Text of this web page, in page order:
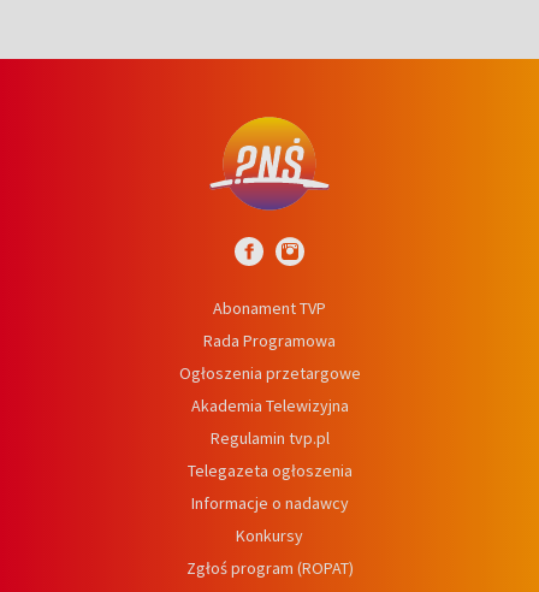
Abonament TVP
Rada Programowa
Ogłoszenia przetargowe
Akademia Telewizyjna
Regulamin tvp.pl
Telegazeta ogłoszenia
Informacje o nadawcy
Konkursy
Zgłoś program (ROPAT)